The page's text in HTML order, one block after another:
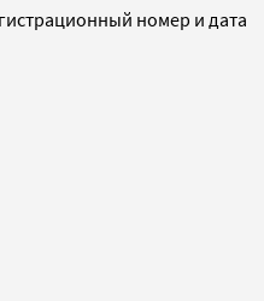
номер и дата